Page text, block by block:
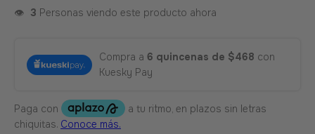
👁️ 3 Personas viendo este producto ahora
Compra a 6 quincenas de $468 con
Kuesky Pay